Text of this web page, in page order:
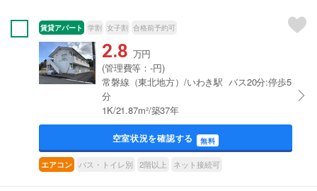
賃貸アパート 学割 女子割 合格前予約可
2.8 万円
(管理費等：-円)
常磐線（東北地方）/いわき駅 バス20分:停歩5
分
1K/21.87m²/築37年
空室状況を確認する 無料
エアコン バス・トイレ別 2階以上 ネット接続可